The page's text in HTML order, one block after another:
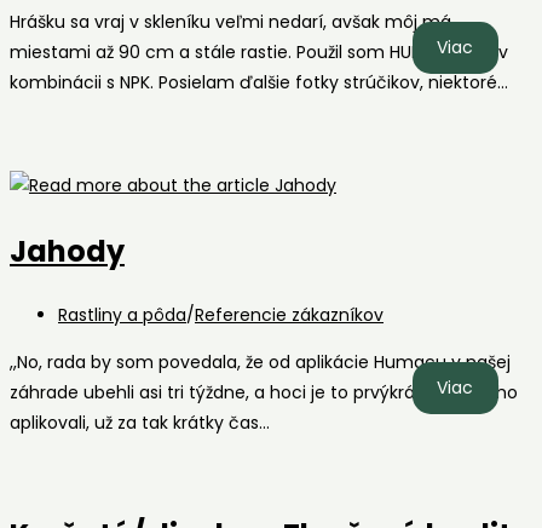
Hrášku sa vraj v skleníku veľmi nedarí, avšak môj má
miestami až 90 cm a stále rastie. Použil som HUMAC Agro v
kombinácii s NPK. Posielam ďalšie fotky strúčikov, niektoré…
Viac Zelený
hrášok
Jahody
Post
Rastliny a pôda/Referencie zákazníkov
,,No, rada by som povedala, že od aplikácie Humacu v našej
záhrade ubehli asi tri týždne, a hoci je to prvýkrát čo sme ho
aplikovali, už za tak krátky čas…
Viac Jahody